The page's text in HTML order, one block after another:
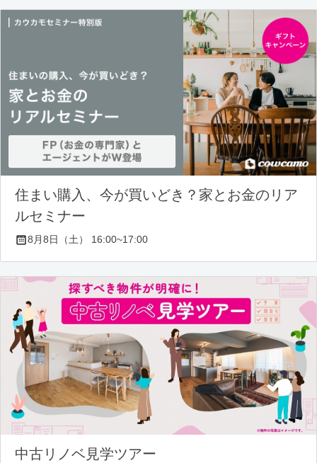
住まい購入、今が買いどき？家とお金のリア
ルセミナー
8月8日（土） 16:00~17:00
中古リノベ見学ツアー